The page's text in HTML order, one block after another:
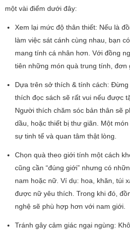
một vài điểm dưới đây:
Xem lại mức độ thân thiết: Nếu là
làm việc sát cánh cùng nhau, bạn
mang tính cá nhân hơn. Với đồng
tiên những món quà trung tính, đơn
Dựa trên sở thích & tính cách:
thích đọc sách sẽ rất vui nếu được
Người thích chăm sóc bản thân sẽ
dầu, hoặc thiết bị thư giãn. Một
sự tinh tế và quan tâm thật lòng.
Chọn quà theo giới tính một cách
cũng cần “đúng giới” nhưng có
nam hoặc nữ. Ví dụ: hoa, khăn, túi
được nữ yêu thích. Trong khi đó,
nghệ sẽ phù hợp hơn với nam giới.
Tránh gây cảm giác ngại ngùng: